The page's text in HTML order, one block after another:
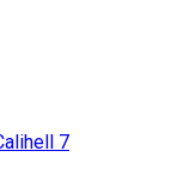
7